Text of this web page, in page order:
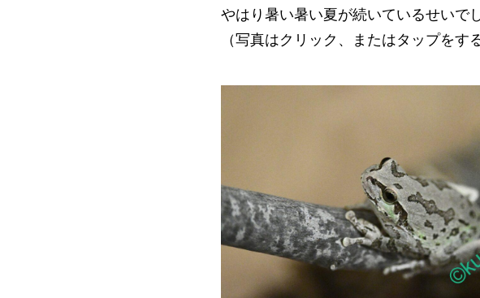
やはり暑い暑い夏が続いているせい
（写真はクリック、またはタップをす